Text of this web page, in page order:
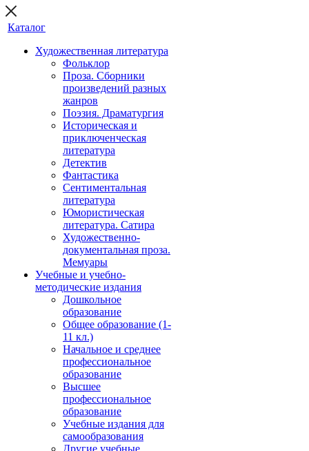
Каталог
Художественная литература
Фольклор
Проза. Сборники
произведений разных
жанров
Поэзия. Драматургия
Историческая и
приключенческая
литература
Детектив
Фантастика
Сентиментальная
литература
Юмористическая
литература. Сатира
Художественно-
документальная проза.
Мемуары
Учебные и учебно-
методические издания
Дошкольное
образование
Общее образование (1-
11 кл.)
Начальное и среднее
профессиональное
образование
Высшее
профессиональное
образование
Учебные издания для
самообразования
Другие учебные